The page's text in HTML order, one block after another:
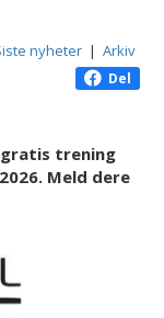
nyheter |Arkiv
Del
gratis trening
Meld dere